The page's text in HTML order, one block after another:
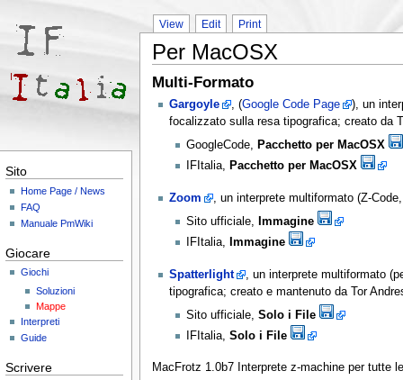
Sito
Home Page / News
FAQ
Manuale PmWiki
Giocare
Giochi
Soluzioni
Mappe
Interpreti
Guide
Scrivere
View Edit Print
Per MacOSX
Multi-Formato
Gargoyle , (Google Code Page
), un
focalizzato sulla resa tipografica; creato da
GoogleCode,
Pacchetto per MacOSX
IFItalia, Pacchetto per MacOSX
Zoom
, un interprete multiformato (Z-
Sito ufficiale,
Immagine
IFItalia,
Immagine
Spatterlight
, un interprete multiformato
tipografica; creato e mantenuto da Tor
Sito ufficiale, Solo i File
IFItalia, Solo i File
MacFrotz 1.0b7 Interprete z-machine per tutte